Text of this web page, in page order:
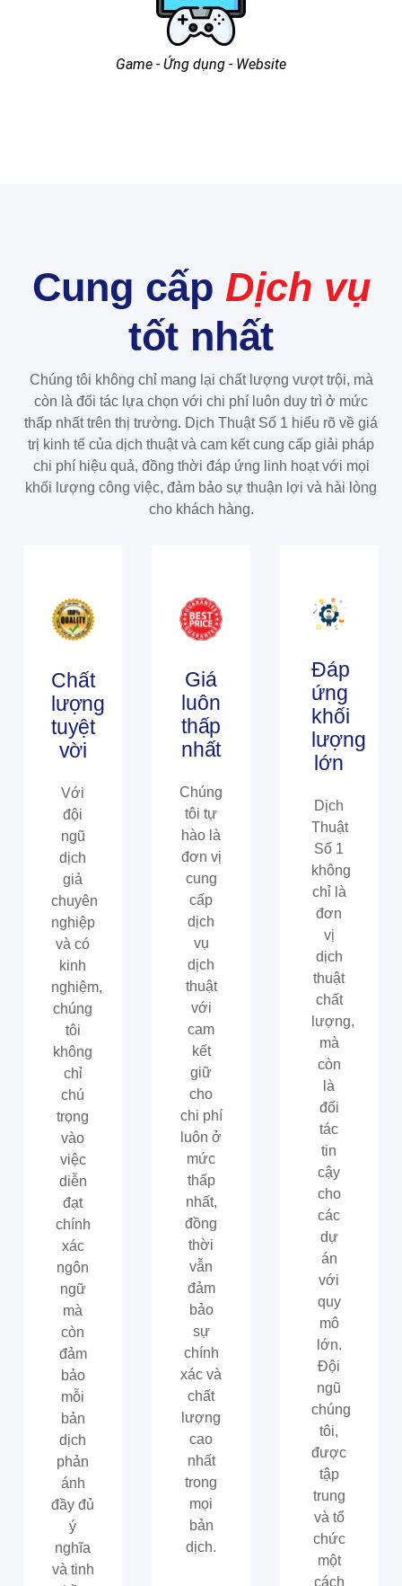
Game - Ứng dụng - Website
Cung cấp Dịch vụ
tốt nhất
Chúng tôi không chỉ mang lại chất lượng vượt trội, mà
còn là đối tác lựa chọn với chi phí luôn duy trì ở mức
thấp nhất trên thị trường. Dịch Thuật Số 1 hiểu rõ về giá
trị kinh tế của dịch thuật và cam kết cung cấp giải pháp
chi phí hiệu quả, đồng thời đáp ứng linh hoạt với mọi
khối lượng công việc, đảm bảo sự thuận lợi và hài lòng
cho khách hàng.
Chất
lượng
tuyệt
vời
Với
đội
ngũ
dịch
giả
chuyên
nghiệp
và có
kinh
nghiệm,
chúng
tôi
không
chỉ
chú
trọng
vào
việc
diễn
đạt
chính
xác
ngôn
ngữ
mà
còn
đảm
bảo
mỗi
bản
dịch
phản
ánh
đầy đủ
ý
nghĩa
và tinh
Giá
luôn
thấp
nhất​​
Chúng
tôi tự
hào là
đơn vị
cung
cấp
dịch
vụ
dịch
thuật
với
cam
kết
giữ
cho
chi phí
luôn ở
mức
thấp
nhất,
đồng
thời
vẫn
đảm
bảo
sự
chính
xác và
chất
lượng
cao
nhất
trong
mọi
bản
dịch.
Đáp
ứng
khối
lượng
lớn​​
Dịch
Thuật
Số 1
không
chỉ là
đơn
vị
dịch
thuật
chất
lượng,
mà
còn
là
đối
tác
tin
cậy
cho
các
dự
án
với
quy
mô
lớn.
Đội
ngũ
chúng
tôi,
được
tập
trung
và tổ
chức
một
cách